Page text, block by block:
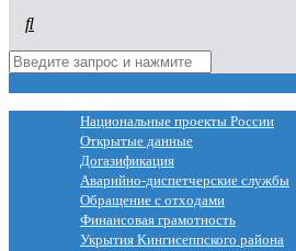
Национальные проекты России
Открытые данные
Догазификация
Аварийно-диспетчерские службы
Обращение с отходами
Финансовая грамотность
Укрытия Кингисеппского района